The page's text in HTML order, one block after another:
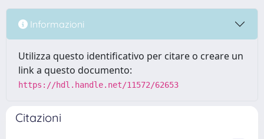
Informazioni
Utilizza questo identificativo per citare o creare un
link a questo documento:
https://hdl.handle.net/11572/62653
Citazioni